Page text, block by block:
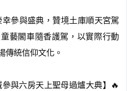
參與盛典，贊境土庫順天宮駕
藝閣車隨香護駕，以實際行動
傳統信仰文化。